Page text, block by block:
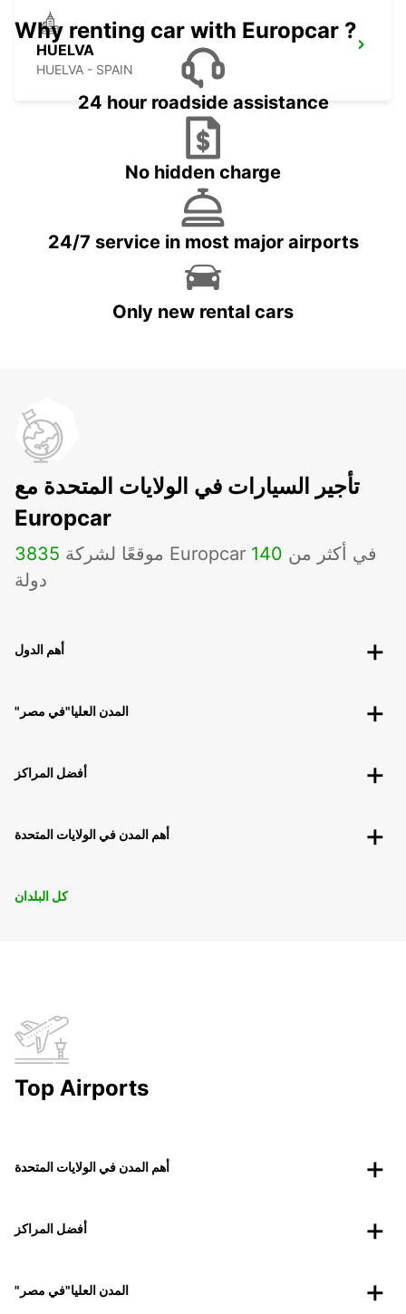
HUELVA
HUELVA - SPAIN
Why renting car with Europcar ?
24 hour roadside assistance
No hidden charge
24/7 service in most major airports
Only new rental cars
تأجير السيارات في الولايات المتحدة مع
Europcar
3835 موقعًا لشركة Europcar في أكثر من 140
دولة
أهم الدول
"المدن العليا"في مصر
أفضل المراكز
أهم المدن في الولايات المتحدة
كل البلدان
Top Airports
أهم المدن في الولايات المتحدة
أفضل المراكز
"المدن العليا"في مصر